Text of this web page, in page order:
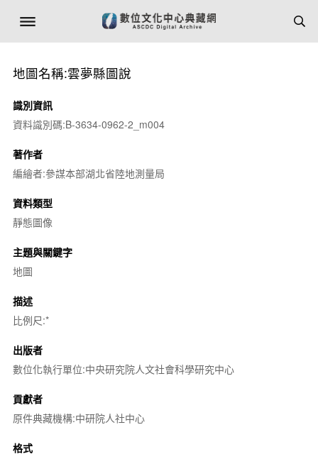
地圖名稱:雲夢縣圖說
識別資訊
資料識別碼:B-3634-0962-2_m004
著作者
編繪者:參謀本部湖北省陸地測量局
資料類型
靜態圖像
主題與關鍵字
地圖
描述
比例尺:*
出版者
數位化執行單位:中央研究院人文社會科學研究中心
貢獻者
原件典藏機構:中研院人社中心
格式